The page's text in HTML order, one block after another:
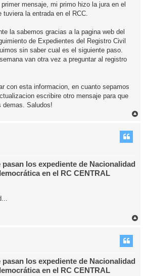
mensaje, mi primo hizo la jura en el
la entrada en el RCC.
la sabemos gracias a la pagina web del
de Expedientes del Registro Civil
sin saber cual es el siguiente paso.
van otra vez a preguntar al registro
con esta informacion, en cuanto sepamos
escribire otro mensaje para que
demas. Saludos!
los expediente de Nacionalidad
en el RC CENTRAL
los expediente de Nacionalidad
en el RC CENTRAL